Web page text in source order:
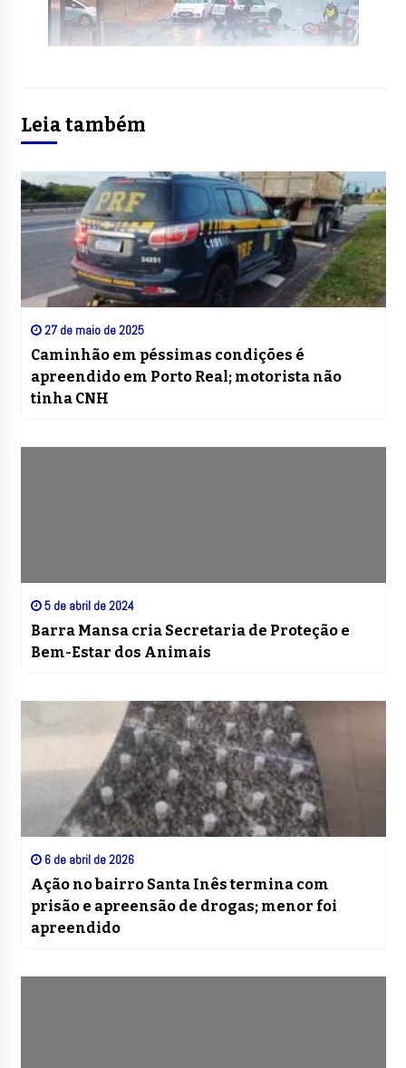
Leia também
27 de maio de 2025
Caminhão em péssimas condições é
apreendido em Porto Real; motorista não
tinha CNH
5 de abril de 2024
Barra Mansa cria Secretaria de Proteção e
Bem-Estar dos Animais
6 de abril de 2026
Ação no bairro Santa Inês termina com
prisão e apreensão de drogas; menor foi
apreendido